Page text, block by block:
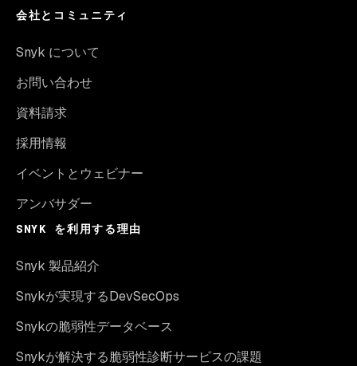
会社とコミュニティ
Snyk について
お問い合わせ
資料請求
採用情報
イベントとウェビナー
アンバサダー
SNYK を利用する理由
Snyk 製品紹介
Snykが実現するDevSecOps
Snykの脆弱性データベース
Snykが解決する脆弱性診断サービスの課題